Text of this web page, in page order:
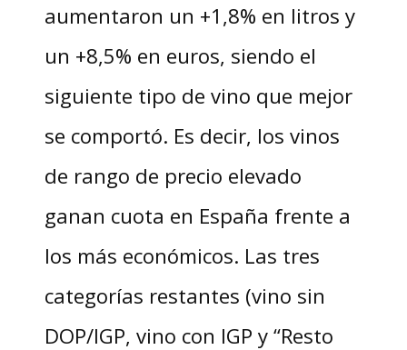
aumentaron un +1,8% en litros y
un +8,5% en euros, siendo el
siguiente tipo de vino que mejor
se comportó. Es decir, los vinos
de rango de precio elevado
ganan cuota en España frente a
los más económicos. Las tres
categorías restantes (vino sin
DOP/IGP, vino con IGP y “Resto